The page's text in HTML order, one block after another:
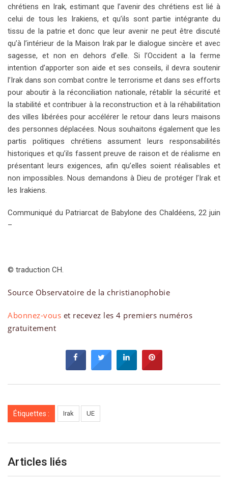
chrétiens en Irak, estimant que l’avenir des chrétiens est lié à
celui de tous les Irakiens, et qu’ils sont partie intégrante du
tissu de la patrie et donc que leur avenir ne peut être discuté
qu’à l’intérieur de la Maison Irak par le dialogue sincère et avec
sagesse, et non en dehors d’elle. Si l’Occident a la ferme
intention d’apporter son aide et ses conseils, il devra soutenir
l’Irak dans son combat contre le terrorisme et dans ses efforts
pour aboutir à la réconciliation nationale, rétablir la sécurité et
la stabilité et contribuer à la reconstruction et à la réhabilitation
des villes libérées pour accélérer le retour dans leurs maisons
des personnes déplacées. Nous souhaitons également que les
partis politiques chrétiens assument leurs responsabilités
historiques et qu’ils fassent preuve de raison et de réalisme en
présentant leurs exigences, afin qu’elles soient réalisables et
non impossibles. Nous demandons à Dieu de protéger l’Irak et
les Irakiens.
Communiqué du Patriarcat de Babylone des Chaldéens, 22 juin
–
© traduction CH.
Source Observatoire de la christianophobie
Abonnez-vous et recevez les 4 premiers numéros
gratuitement
Étiquettes : Irak UE
Articles liés